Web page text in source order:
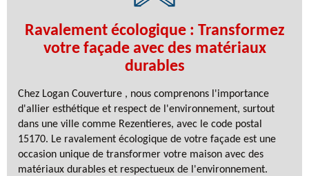
Ravalement écologique : Transformez
votre façade avec des matériaux
durables
Chez Logan Couverture , nous comprenons l'importance
d'allier esthétique et respect de l'environnement, surtout
dans une ville comme Rezentieres, avec le code postal
15170. Le ravalement écologique de votre façade est une
occasion unique de transformer votre maison avec des
matériaux durables et respectueux de l'environnement.